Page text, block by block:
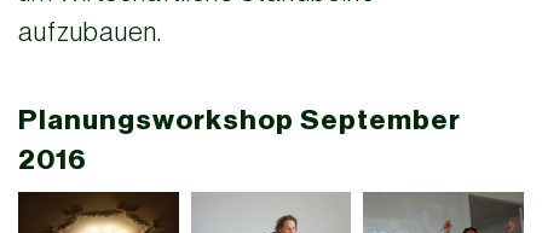
aufzubauen.
Planungsworkshop September
2016